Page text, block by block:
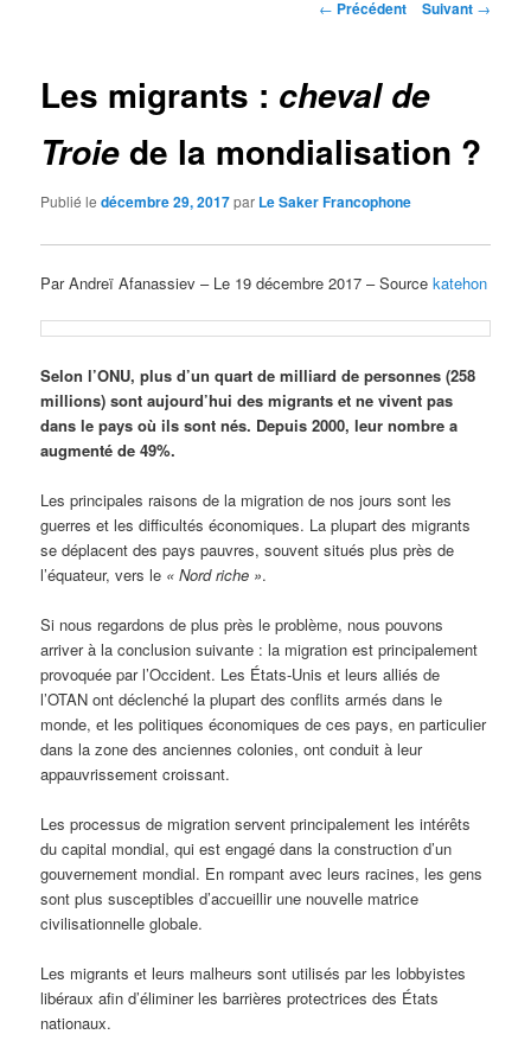
Navigation
← Précédent Suivant →
Les migrants : cheval de
Troie de la mondialisation ?
Publié ledécembre 29, 2017par Le Saker Francophone
Par Andreï Afanassiev – Le 19 décembre 2017 – Sourcekatehon
Selon l’ONU, plus d’un quart de milliard de personnes (258
millions) sont aujourd’hui des migrants et ne vivent pas
dans le pays où ils sont nés. Depuis 2000, leur nombre a
augmenté de 49%.
Les principales raisons de la migration de nos jours sont les
guerres et les difficultés économiques. La plupart des migrants
se déplacent des pays pauvres, souvent situés plus près de
l’équateur, vers le « Nord riche ».
Si nous regardons de plus près le problème, nous pouvons
arriver à la conclusion suivante : la migration est principalement
provoquée par l’Occident. Les États-Unis et leurs alliés de
l’OTAN ont déclenché la plupart des conflits armés dans le
monde, et les politiques économiques de ces pays, en particulier
dans la zone des anciennes colonies, ont conduit à leur
appauvrissement croissant.
Les processus de migration servent principalement les intérêts
du capital mondial, qui est engagé dans la construction d’un
gouvernement mondial. En rompant avec leurs racines, les gens
sont plus susceptibles d’accueillir une nouvelle matrice
civilisationnelle globale.
Les migrants et leurs malheurs sont utilisés par les lobbyistes
libéraux afin d’éliminer les barrières protectrices des États
nationaux.